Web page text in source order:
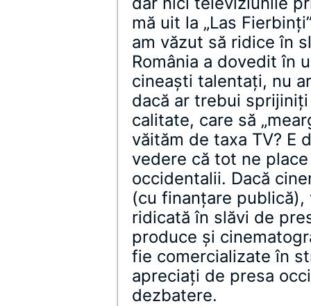
mă uit la „Las
am văzut să ridice în
România a dovedit în
cineaşti talentaţi, nu
dacă ar trebui
calitate, care să
văităm de taxa TV? E
vedere că tot ne
occidentalii. Dacă
(cu finanţare
ridicată în slăvi de
produce şi
fie comercializate în
apreciaţi de presa
dezbatere.